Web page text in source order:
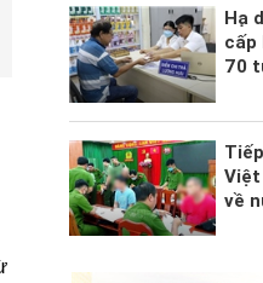
Hạ
cấp
70
về